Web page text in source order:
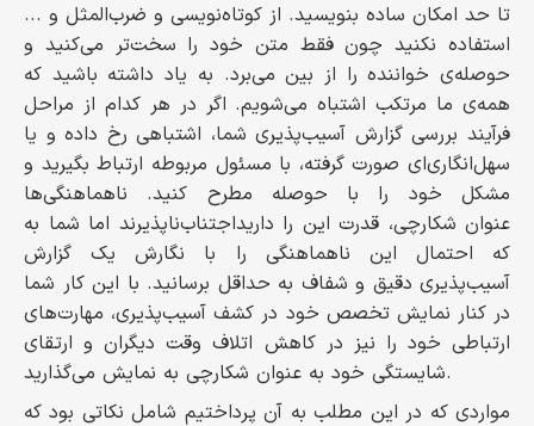
تا حد امکان ساده بنویسید. از کوتاه‌نویسی و ضرب‌المثل و ...
استفاده نکنید چون فقط متن خود را سخت‌تر می‌کنید و
حوصله‌ی خواننده را از بین می‌برد. به یاد داشته باشید که
همه‌ی ما مرتکب اشتباه می‌شویم. اگر در هر کدام از مراحل
فرآیند بررسی گزارش آسیب‌پذیری شما، اشتباهی رخ داده و یا
سهل‌انگاری‌ای صورت گرفته، با مسئول مربوطه ارتباط بگیرید و
مشکل خود را با حوصله مطرح کنید. ناهماهنگی‌ها
اجتناب‌ناپذیرند اما شما به‌‎عنوان شکارچی، قدرت این را دارید
که احتمال این ناهماهنگی را با نگارش یک گزارش
آسیب‌پذیری دقیق و شفاف به حداقل برسانید. با این کار شما
در کنار نمایش تخصص خود در کشف آسیب‌پذیری، مهارت‌های
ارتباطی خود را نیز در کاهش اتلاف وقت دیگران و ارتقای
شایستگی خود به عنوان شکارچی به نمایش می‌گذارید.
مواردی که در این مطلب به آن پرداختیم شامل نکاتی بود که